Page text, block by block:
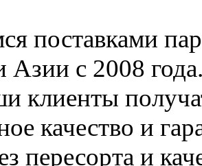
поставками
с 2008
клиенты
качество и
пересорта и